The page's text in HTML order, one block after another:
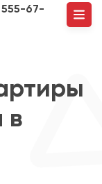
555-67-
в